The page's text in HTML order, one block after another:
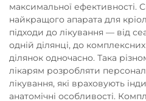
максимальної ефективності.
найкращого апарата для
підходи до лікування — від
одній ділянці, до
ділянок одночасно. Така
лікарям розробляти
лікування, які враховують
анатомічні особливості.